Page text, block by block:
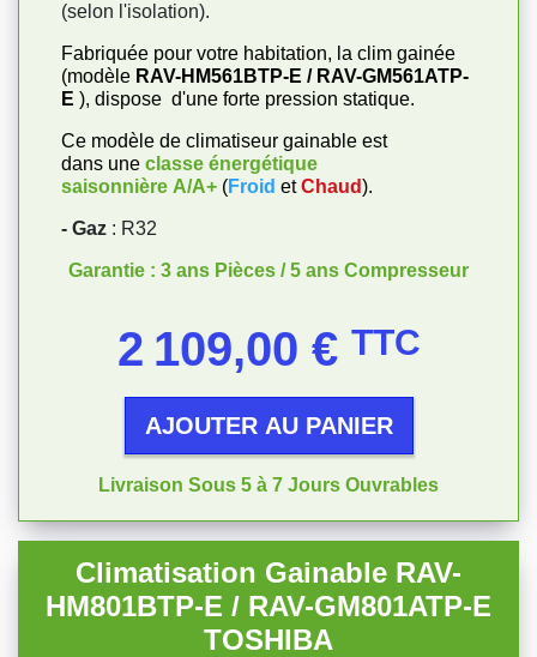
(selon l'isolation).
Fabriquée pour votre habitation, la clim gainée
(modèle RAV-HM561BTP-E / RAV-GM561ATP-
E ), dispose d'une forte pression statique.
Ce modèle de climatiseur gainable est
dans une classe énergétique
saisonnière A/A+ (Froid et Chaud).
- Gaz : R32
Garantie : 3 ans Pièces / 5 ans Compresseur
2 109,00 € TTC
AJOUTER AU PANIER
Livraison Sous 5 à 7 Jours Ouvrables
Climatisation Gainable RAV-
HM801BTP-E / RAV-GM801ATP-E
TOSHIBA